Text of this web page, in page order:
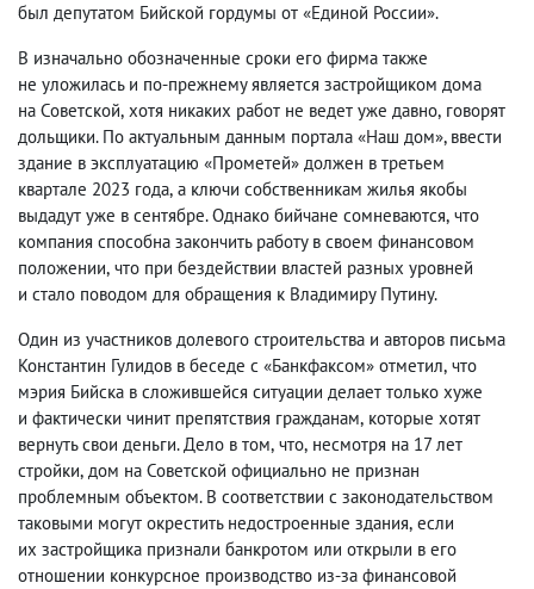
был депутатом Бийской гордумы от «Единой России».
В изначально обозначенные сроки его фирма также
не уложилась и по-прежнему является застройщиком дома
на Советской, хотя никаких работ не ведет уже давно, говорят
дольщики. По актуальным данным портала «Наш дом», ввести
здание в эксплуатацию «Прометей» должен в третьем
квартале 2023 года, а ключи собственникам жилья якобы
выдадут уже в сентябре. Однако бийчане сомневаются, что
компания способна закончить работу в своем финансовом
положении, что при бездействии властей разных уровней
и стало поводом для обращения к Владимиру Путину.
Один из участников долевого строительства и авторов письма
Константин Гулидов в беседе с «Банкфаксом» отметил, что
мэрия Бийска в сложившейся ситуации делает только хуже
и фактически чинит препятствия гражданам, которые хотят
вернуть свои деньги. Дело в том, что, несмотря на 17 лет
стройки, дом на Советской официально не признан
проблемным объектом. В соответствии с законодательством
таковыми могут окрестить недостроенные здания, если
их застройщика признали банкротом или открыли в его
отношении конкурсное производство из-за финансовой